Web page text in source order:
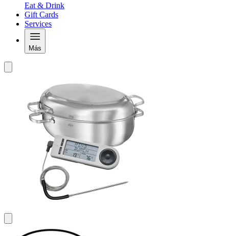
Eat & Drink
Gift Cards
Services
Más